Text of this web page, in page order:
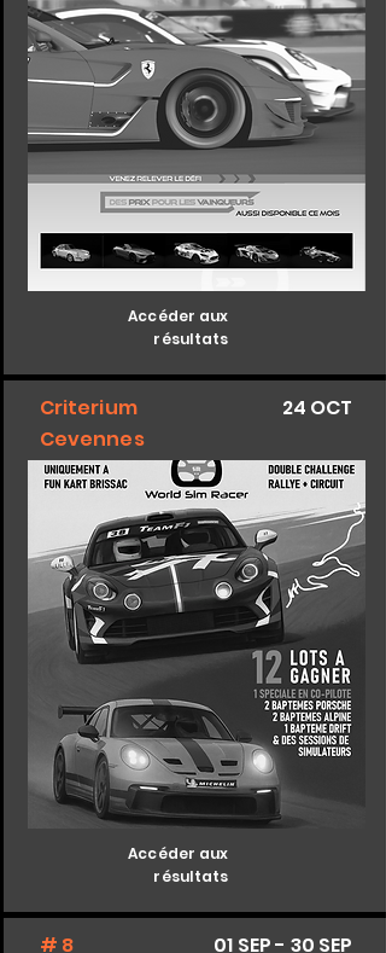
Accéder aux
résultats
Criterium
Cevennes
24 OCT
Accéder aux
résultats
# 8 01 SEP - 30 SEP